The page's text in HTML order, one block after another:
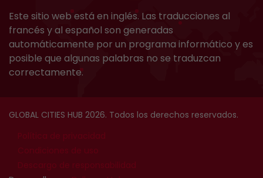
Este sitio web está en inglés. Las traducciones al
francés y al español son generadas
automáticamente por un programa informático y es
posible que algunas palabras no se traduzcan
correctamente.
GLOBAL CITIES HUB 2026. Todos los derechos reservados.
Política de privacidad
Condiciones de uso
Descargo de responsabilidad